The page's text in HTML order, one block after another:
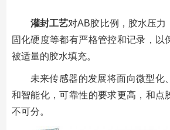
灌封工艺对AB胶比例，胶水压力
固化硬度等都有严格管控和记录，以
被适量的胶水填充。
未来传感器的发展将面向微型化
和智能化，可靠性的要求更高，和点
不可分。